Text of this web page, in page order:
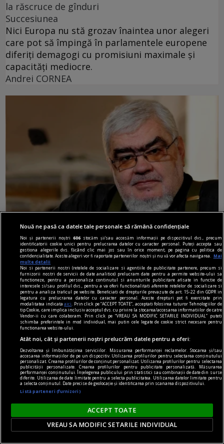
la răscruce de gînduri
Succesiunea
Nici Europa nu stă grozav înaintea unor alegeri
care pot să împingă în parlamentele europene
diferiți demagogi cu promisiuni maximale și
capacități mediocre.
Andrei CORNEA
nici așa, nici altminteri
Cum trebuie să fie un președinte
Nu cred în nici o campanie electorală construită
pe negativitate, pe agresiune, pe obsesii strict
individuale.
Andrei PLEŞU
Nouă ne pasă ca datele tale personale să rămână confidențiale
Noi și partenerii noștri606 stocăm și/sau accesăm informații pe dispozitivul dvs., precum
identificatorii cookie unici pentru prelucrarea datelor cu caracter personal. Puteți accepta sau
gestiona alegerile dvs. făcând clic mai jos sau în orice moment, pe pagina cu politica de
confidențialitate. Aceste alegeri vor fi raportate partenerilor noștri și nu vă vor afecta navigarea.
Mai
multe detalii
Noi si partenerii nostri (retelele de socializare si agentiile de publicitate partenere, precum si
furnizorii nostri de servicii de date analitice) prelucram date pentru a permite website-ului sa
functioneze, pentru a personaliza continutul si anunturile publicitare afisate in functie de
interesele si/sau profilul dvs., pentru a va oferi functionalitati aferente retelelor de socializare si
pentru a analiza traficul pe website. Beneficiati de drepturile prevazute de art. 15-22 din GDPR in
legatura cu prelucrarea datelor cu caracter personal. Aceste drepturi pot fi exercitate prin
modalitatea indicataaici
. Prin click pe “ACCEPT TOATE”, acceptati folosirea tuturor Tehnologiilor de
tip Cookie, care implica inclusiv acceptul dvs. cu privire la stocarea/accesarea informatiilor de catre
Vendor-ii cu care colaboram. Prin click pe “VREAU SA MODIFIC SETARILE INDIVIDUAL” puteti
schimba preferintele in mod individual, mai putin cele legate de cookie strict necesare pentru
functionarea website-ului.
Atât noi, cât și partenerii noștri prelucrăm datele pentru a oferi:
Dezvoltarea și îmbunătățirea serviciilor. Măsurarea performanței reclamelor. Stocarea și/sau
accesarea informațiilor de pe un dispozitiv. Utilizarea profilurilor pentru selectarea conținutului
personalizat. Crearea profilurilor de conținut personalizat. Utilizarea profilurilor pentru selectarea
publicității personalizate. Crearea profilurilor pentru publicitate personalizată. Măsurarea
performanței conținutului. Înțelegerea publicului prin statistici sau combinații de date din surse
diferite. Utilizarea de date limitate pentru a selecta publicitatea. Utilizarea datelor limitate pentru
a selecta conținutul. Date precise de geolocație și identificarea prin scanarea dispozitivului.
Listă parteneri (furnizori)
ACCEPT TOATE
VREAU SA MODIFIC SETARILE INDIVIDUAL